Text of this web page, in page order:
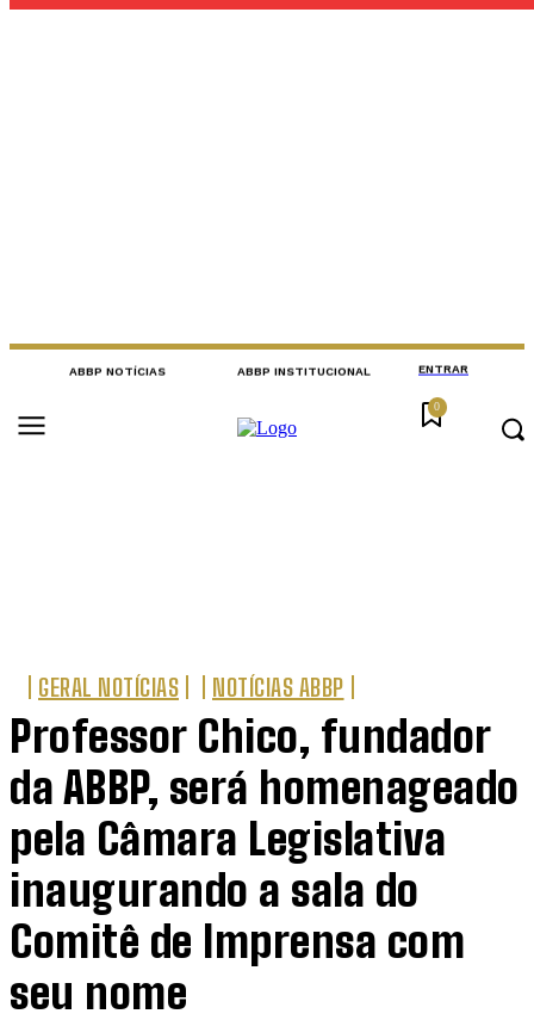
0
ABBP NOTÍCIAS ABBP INSTITUCIONAL ENTRAR
0
GERAL NOTÍCIAS NOTÍCIAS ABBP
Professor Chico, fundador
da ABBP, será homenageado
pela Câmara Legislativa
inaugurando a sala do
Comitê de Imprensa com
seu nome